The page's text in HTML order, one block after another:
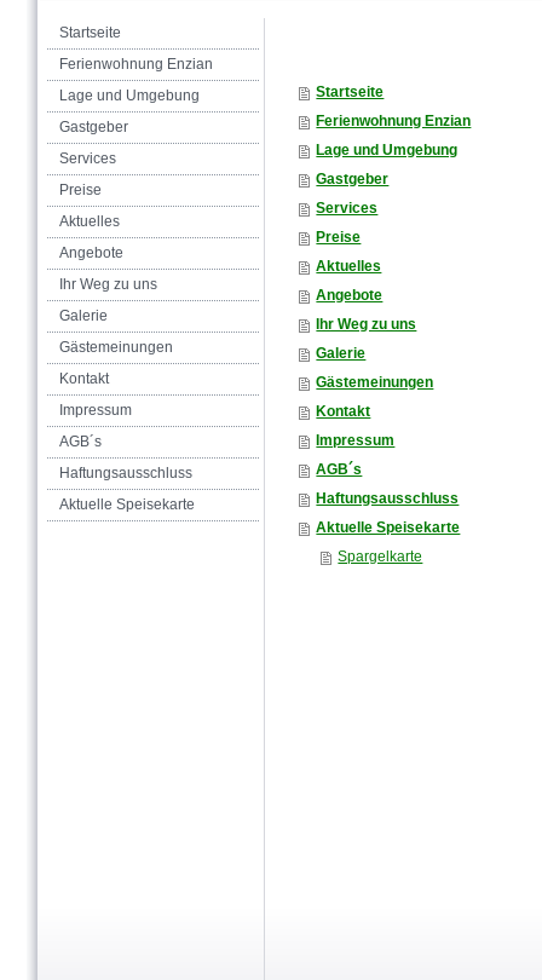
Startseite
Ferienwohnung Enzian
Lage und Umgebung
Gastgeber
Services
Preise
Aktuelles
Angebote
Ihr Weg zu uns
Galerie
Gästemeinungen
Kontakt
Impressum
AGB´s
Haftungsausschluss
Aktuelle Speisekarte
Startseite
Ferienwohnung Enzian
Lage und Umgebung
Gastgeber
Services
Preise
Aktuelles
Angebote
Ihr Weg zu uns
Galerie
Gästemeinungen
Kontakt
Impressum
AGB´s
Haftungsausschluss
Aktuelle Speisekarte
Spargelkarte